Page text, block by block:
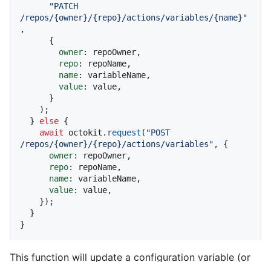
"PATCH
/repos/{owner}/{repo}/actions/variables/{name}"
,
owner: repoOwner,
repo: repoName,
name: variableName,
value: value,
  }
else {
await octokit. request ( "POST
/repos/{owner}/{repo}/actions/variables" , {
owner: repoOwner,
repo: repoName,
name: variableName,
value: value,
}
This function will update a configuration variable (or